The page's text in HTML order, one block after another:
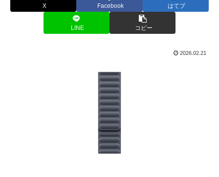
X Facebook はてブ
LINE コピー
2026.02.21